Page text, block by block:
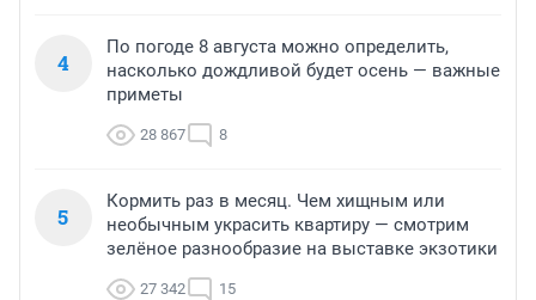
4
По погоде 8 августа можно определить,
насколько дождливой будет осень — важные
приметы
28 867 8
5
Кормить раз в месяц. Чем хищным или
необычным украсить квартиру — смотрим
зелёное разнообразие на выставке экзотики
27 342 15